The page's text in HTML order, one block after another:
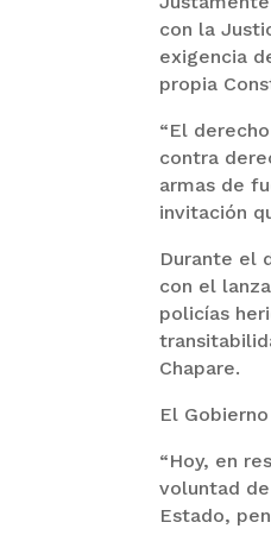
con la
exigencia
propia
“El
contra
armas de
invitación
Durante el
con el
policías
Chapare.
El
“Hoy, en
voluntad
Estado,